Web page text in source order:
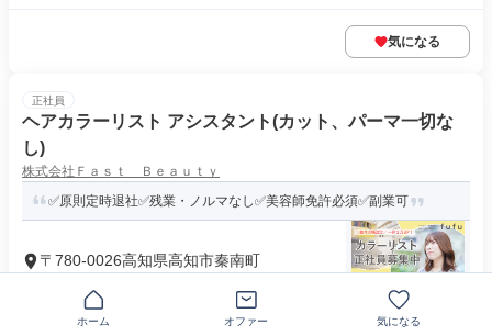
気になる
正社員
ヘアカラーリスト アシスタント(カット、パーマ一切な
し)
株式会社Ｆａｓｔ Ｂｅａｕｔｙ
✅原則定時退社✅残業・ノルマなし✅美容師免許必須✅副業可
〒780-0026高知県高知市秦南町
求めている人材 必須条件 ✅美容師免許をお持ちの方（実務経
験が短くてもOK） 歓迎条...
ホーム オファー 気になる